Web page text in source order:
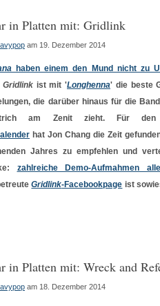
in Platten mit: Gridlink
am 19. Dezember 2014
haben einem den Mund nicht zu
Gridlinkist mit 'Longhenna' die beste
die darüber hinaus für die
am Zenit zieht. Für
hat Jon Chang die Zeit
Jahres zu empfehlen und
zahlreiche Demo-Aufmahmen
Gridlink-Facebookpage ist
in Platten mit: Wreck and
am 18. Dezember 2014